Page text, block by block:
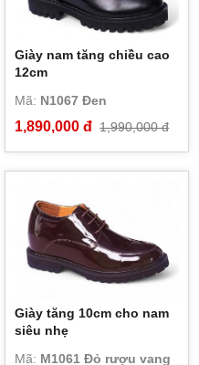
Giày nam tăng chiều cao
12cm
Mã: N1067 Đen
1,890,000 đ 1,990,000 đ
Giày tăng 10cm cho nam
siêu nhẹ
Mã: M1061 Đỏ rượu vang